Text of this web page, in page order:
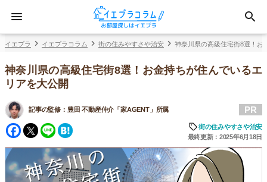
イエプラ イエプラコラム 街の住みやすさや治安 神奈川県の高級住宅街8選！お
神奈川県の高級住宅街8選！お金持ちが住んでいるエ
リアを大公開
記事の監修： 豊田 不動産仲介「家AGENT」所属
Facebook
Twitter
Line
PR
街の住みやすさや治安
最終更新：2025年6月18日